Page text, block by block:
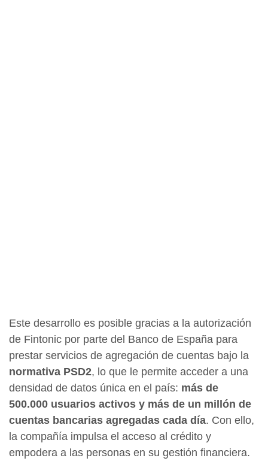
Este desarrollo es posible gracias a la autorización
de Fintonic por parte del Banco de España para
prestar servicios de agregación de cuentas bajo la
normativa PSD2, lo que le permite acceder a una
densidad de datos única en el país: más de
500.000 usuarios activos y más de un millón de
cuentas bancarias agregadas cada día. Con ello,
la compañía impulsa el acceso al crédito y
empodera a las personas en su gestión financiera.